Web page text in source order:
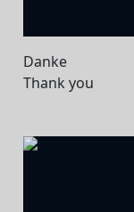
Danke
Thank you